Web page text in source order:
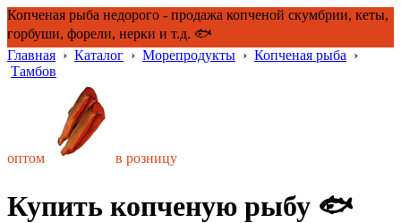
Копченая рыба недорого - продажа копченой скумбрии, кеты,
горбуши, форели, нерки и т.д. 🐟
Главная › Каталог › Морепродукты › Копченая рыба ›
Тамбов
оптом в розницу
Купить копченую рыбу 🐟